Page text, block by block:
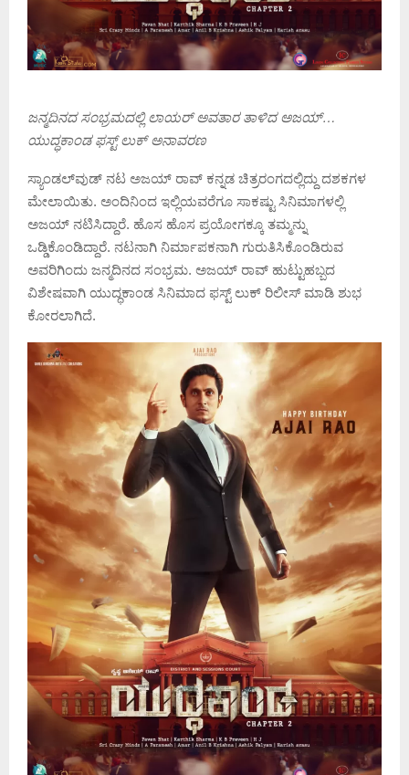
ಜನ್ಮದಿನದ ಸಂಭ್ರಮದಲ್ಲಿ ಲಾಯರ್ ಅವತಾರ ತಾಳಿದ ಅಜಯ್…
ಯುದ್ಧಕಾಂಡ ಫಸ್ಟ್ ಲುಕ್ ಅನಾವರಣ
ಸ್ಯಾಂಡಲ್‌ವುಡ್‌ ನಟ ಅಜಯ್‌ ರಾವ್‌ ಕನ್ನಡ ಚಿತ್ರರಂಗದಲ್ಲಿದ್ದು ದಶಕಗಳ
ಮೇಲಾಯಿತು. ಅಂದಿನಿಂದ ಇಲ್ಲಿಯವರೆಗೂ ಸಾಕಷ್ಟು ಸಿನಿಮಾಗಳಲ್ಲಿ
ಅಜಯ್‌ ನಟಿಸಿದ್ದಾರೆ. ಹೊಸ ಹೊಸ ಪ್ರಯೋಗಕ್ಕೂ ತಮ್ಮನ್ನು
ಒಡ್ಡಿಕೊಂಡಿದ್ದಾರೆ. ನಟನಾಗಿ ನಿರ್ಮಾಪಕನಾಗಿ ಗುರುತಿಸಿಕೊಂಡಿರುವ
ಅವರಿಗಿಂದು ಜನ್ಮದಿನದ ಸಂಭ್ರಮ. ಅಜಯ್ ರಾವ್ ಹುಟ್ಟುಹಬ್ಬದ
ವಿಶೇಷವಾಗಿ ಯುದ್ಧಕಾಂಡ ಸಿನಿಮಾದ ಫಸ್ಟ್ ಲುಕ್ ರಿಲೀಸ್ ಮಾಡಿ ಶುಭ
ಕೋರಲಾಗಿದೆ.